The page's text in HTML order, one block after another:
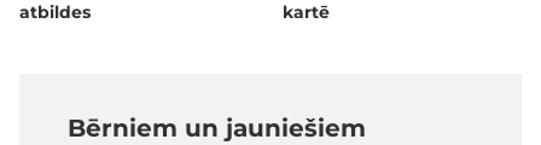
atbildes
kartē
Bērniem un jauniešiem